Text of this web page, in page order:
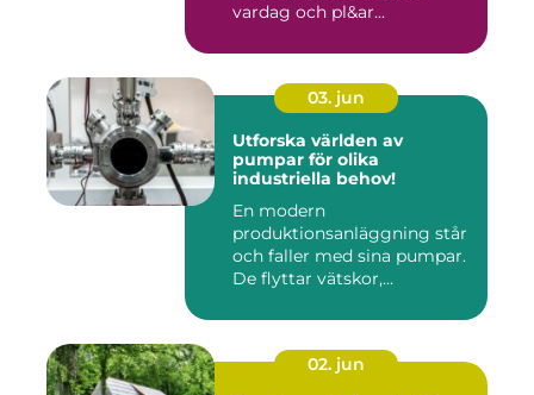
vardag och pl&ar...
03. jun
Utforska världen av
pumpar för olika
industriella behov!
En modern
produktionsanläggning står
och faller med sina pumpar.
De flyttar vätskor,...
02. jun